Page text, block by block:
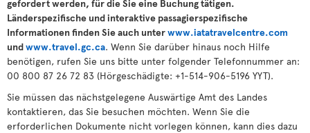
gefordert werden, für die Sie eine Buchung tätigen.
Länderspezifische und interaktive passagierspezifische
Informationen finden Sie auch unterwww.iatatravelcentre.com
undwww.travel.gc.ca. Wenn Sie darüber hinaus noch Hilfe
benötigen, rufen Sie uns bitte unter folgender Telefonnummer an:
00 800 87 26 72 83 (Hörgeschädigte: +1-514-906-5196 YYT).
Sie müssen das nächstgelegene Auswärtige Amt des Landes
kontaktieren, das Sie besuchen möchten. Wenn Sie die
erforderlichen Dokumente nicht vorlegen können, kann dies dazu